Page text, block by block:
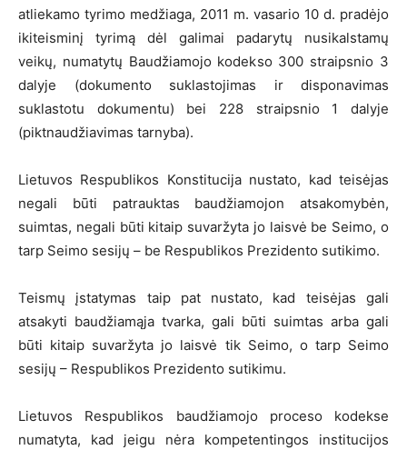
atliekamo tyrimo medžiaga, 2011 m. vasario 10 d. pradėjo
ikiteisminį tyrimą dėl galimai padarytų nusikalstamų
veikų, numatytų Baudžiamojo kodekso 300 straipsnio 3
dalyje (dokumento suklastojimas ir disponavimas
suklastotu dokumentu) bei 228 straipsnio 1 dalyje
(piktnaudžiavimas tarnyba).
Lietuvos Respublikos Konstitucija nustato, kad teisėjas
negali būti patrauktas baudžiamojon atsakomybėn,
suimtas, negali būti kitaip suvaržyta jo laisvė be Seimo, o
tarp Seimo sesijų – be Respublikos Prezidento sutikimo.
Teismų įstatymas taip pat nustato, kad teisėjas gali
atsakyti baudžiamąja tvarka, gali būti suimtas arba gali
būti kitaip suvaržyta jo laisvė tik Seimo, o tarp Seimo
sesijų – Respublikos Prezidento sutikimu.
Lietuvos Respublikos baudžiamojo proceso kodekse
numatyta, kad jeigu nėra kompetentingos institucijos